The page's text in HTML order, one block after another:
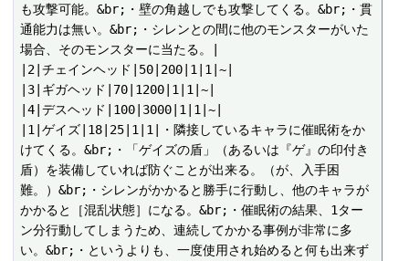
も攻撃可能。&br;・壁の角越しでも攻撃してくる。&br;・貫
通能力は無い。&br;・シレンとの間に他のモンスターがいた
場合、そのモンスターに当たる。|
|2|チェインヘッド|50|200|1|1|~|
|3|ギガヘッド|70|1200|1|1|~|
|4|デスヘッド|100|3000|1|1|~|
|1|ゲイズ|18|25|1|1|・隣接しているキャラに催眠術をか
けてくる。&br;・「ゲイズの盾」（あるいは『ゲ』の印付き
盾）を装備していれば防ぐことが出来る。（が、入手困
難。）&br;・シレンがかかると勝手に行動し、他のキャラが
かかると［混乱状態］になる。&br;・催眠術の結果、1ター
ン分行動してしまうため、連続してかかる事例が非常に多
い。&br;・というよりも、一度使用され始めると何も出来ず